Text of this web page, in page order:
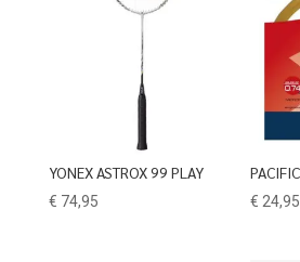
YONEX ASTROX 99 PLAY
€ 74,95 € 24,95